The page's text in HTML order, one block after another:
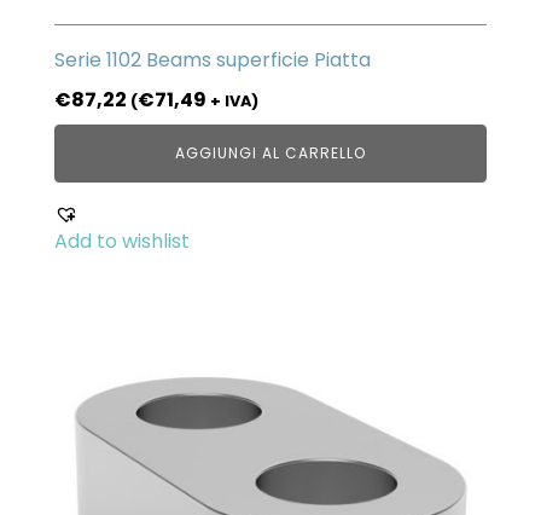
Serie 1102 Beams superficie Piatta
€87,22 (€71,49 + IVA)
AGGIUNGI AL CARRELLO
Add to wishlist